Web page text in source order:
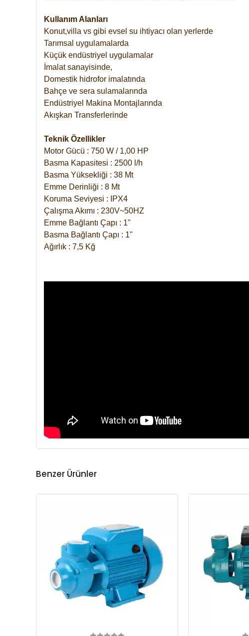
Kullanım Alanları
Konut,villa vs gibi evsel su ihtiyacı olan yerlerde
Tarımsal uygulamalarda
Küçük endüstriyel uygulamalar
İmalat sanayisinde,
Domestik hidrofor imalatında
Bahçe ve sera sulamalarında
Endüstriyel Makina Montajlarında
Akışkan Transferlerinde
Teknik Özellikler
Motor Gücü : 750 W / 1,00 HP
Basma Kapasitesi : 2500 l/h
Basma Yüksekliği : 38 Mt
Emme Derinliği : 8 Mt
Koruma Seviyesi : IPX4
Çalışma Akımı : 230V~50HZ
Emme Bağlantı Çapı : 1"
Basma Bağlantı Çapı : 1"
Ağırlık : 7,5 Kğ
Benzer Ürünler